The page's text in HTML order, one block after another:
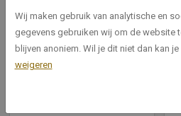
Wij maken gebruik van analytische en
gegevens gebruiken wij om de website
blijven anoniem. Wil je dit niet dan kan
weigeren